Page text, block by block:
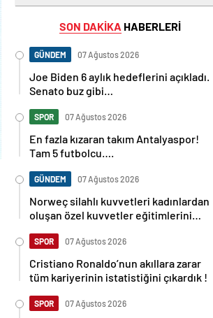
SON DAKİKA HABERLERİ
GÜNDEM 07 Ağustos 2026
Joe Biden 6 aylık hedeflerini açıkladı.
Senato buz gibi…
SPOR 07 Ağustos 2026
En fazla kızaran takım Antalyaspor!
Tam 5 futbolcu….
GÜNDEM 07 Ağustos 2026
Norweç silahlı kuvvetleri kadınlardan
oluşan özel kuvvetler eğitimlerini
SPOR 07 Ağustos 2026
Cristiano Ronaldo’nun akıllara zarar
tüm kariyerinin istatistiğini çıkardık !
SPOR 07 Ağustos 2026